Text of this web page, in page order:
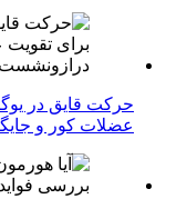
حرکت قایق در
عضلات کور و